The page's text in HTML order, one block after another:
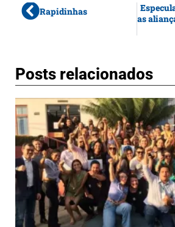
Rapidinhas
as
Posts relacionados